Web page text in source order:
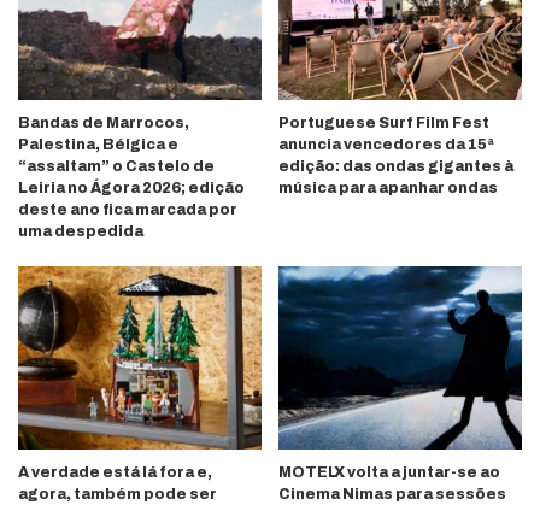
Bandas de Marrocos,
Palestina, Bélgica e
“assaltam” o Castelo de
Leiria no Ágora 2026; edição
deste ano fica marcada por
uma despedida
Portuguese Surf Film Fest
anuncia vencedores da 15ª
edição: das ondas gigantes à
música para apanhar ondas
A verdade está lá fora e,
agora, também pode ser
MOTELX volta a juntar-se ao
Cinema Nimas para sessões